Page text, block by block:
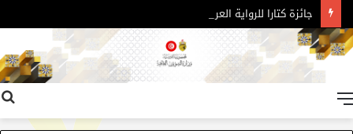
جائزة كتارا للرواية العربية – الدورة 11